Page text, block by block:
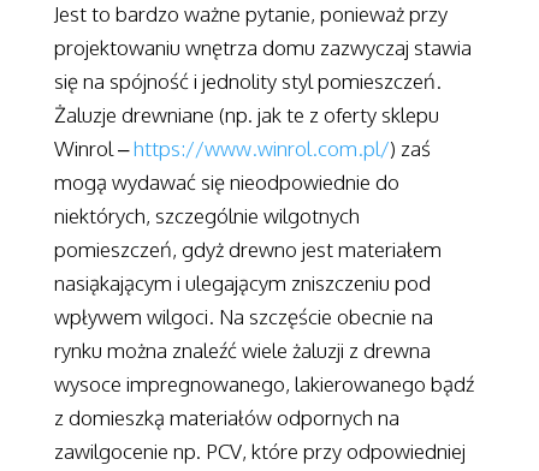
Jest to bardzo ważne pytanie, ponieważ przy
projektowaniu wnętrza domu zazwyczaj stawia
się na spójność i jednolity styl pomieszczeń.
Żaluzje drewniane (np. jak te z oferty sklepu
Winrol –https://www.winrol.com.pl/) zaś
mogą wydawać się nieodpowiednie do
niektórych, szczególnie wilgotnych
pomieszczeń, gdyż drewno jest materiałem
nasiąkającym i ulegającym zniszczeniu pod
wpływem wilgoci. Na szczęście obecnie na
rynku można znaleźć wiele żaluzji z drewna
wysoce impregnowanego, lakierowanego bądź
z domieszką materiałów odpornych na
zawilgocenie np. PCV, które przy odpowiedniej